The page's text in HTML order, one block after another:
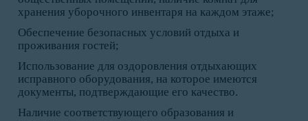
хранения уборочного инвентаря на каждом этаже;
Обеспечение безопасных условий отдыха и
проживания гостей;
Использование для оздоровления отдыхающих
исправного оборудования, на которое имеются
документы, подтверждающие его качество.
Наличие соответствующего образования и